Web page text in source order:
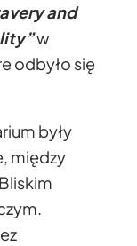
and
w
odbyło się
były
między